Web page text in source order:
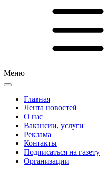
Меню
Главная
Лента новостей
О нас
Вакансии, услуги
Реклама
Контакты
Подписаться на газету
Организации